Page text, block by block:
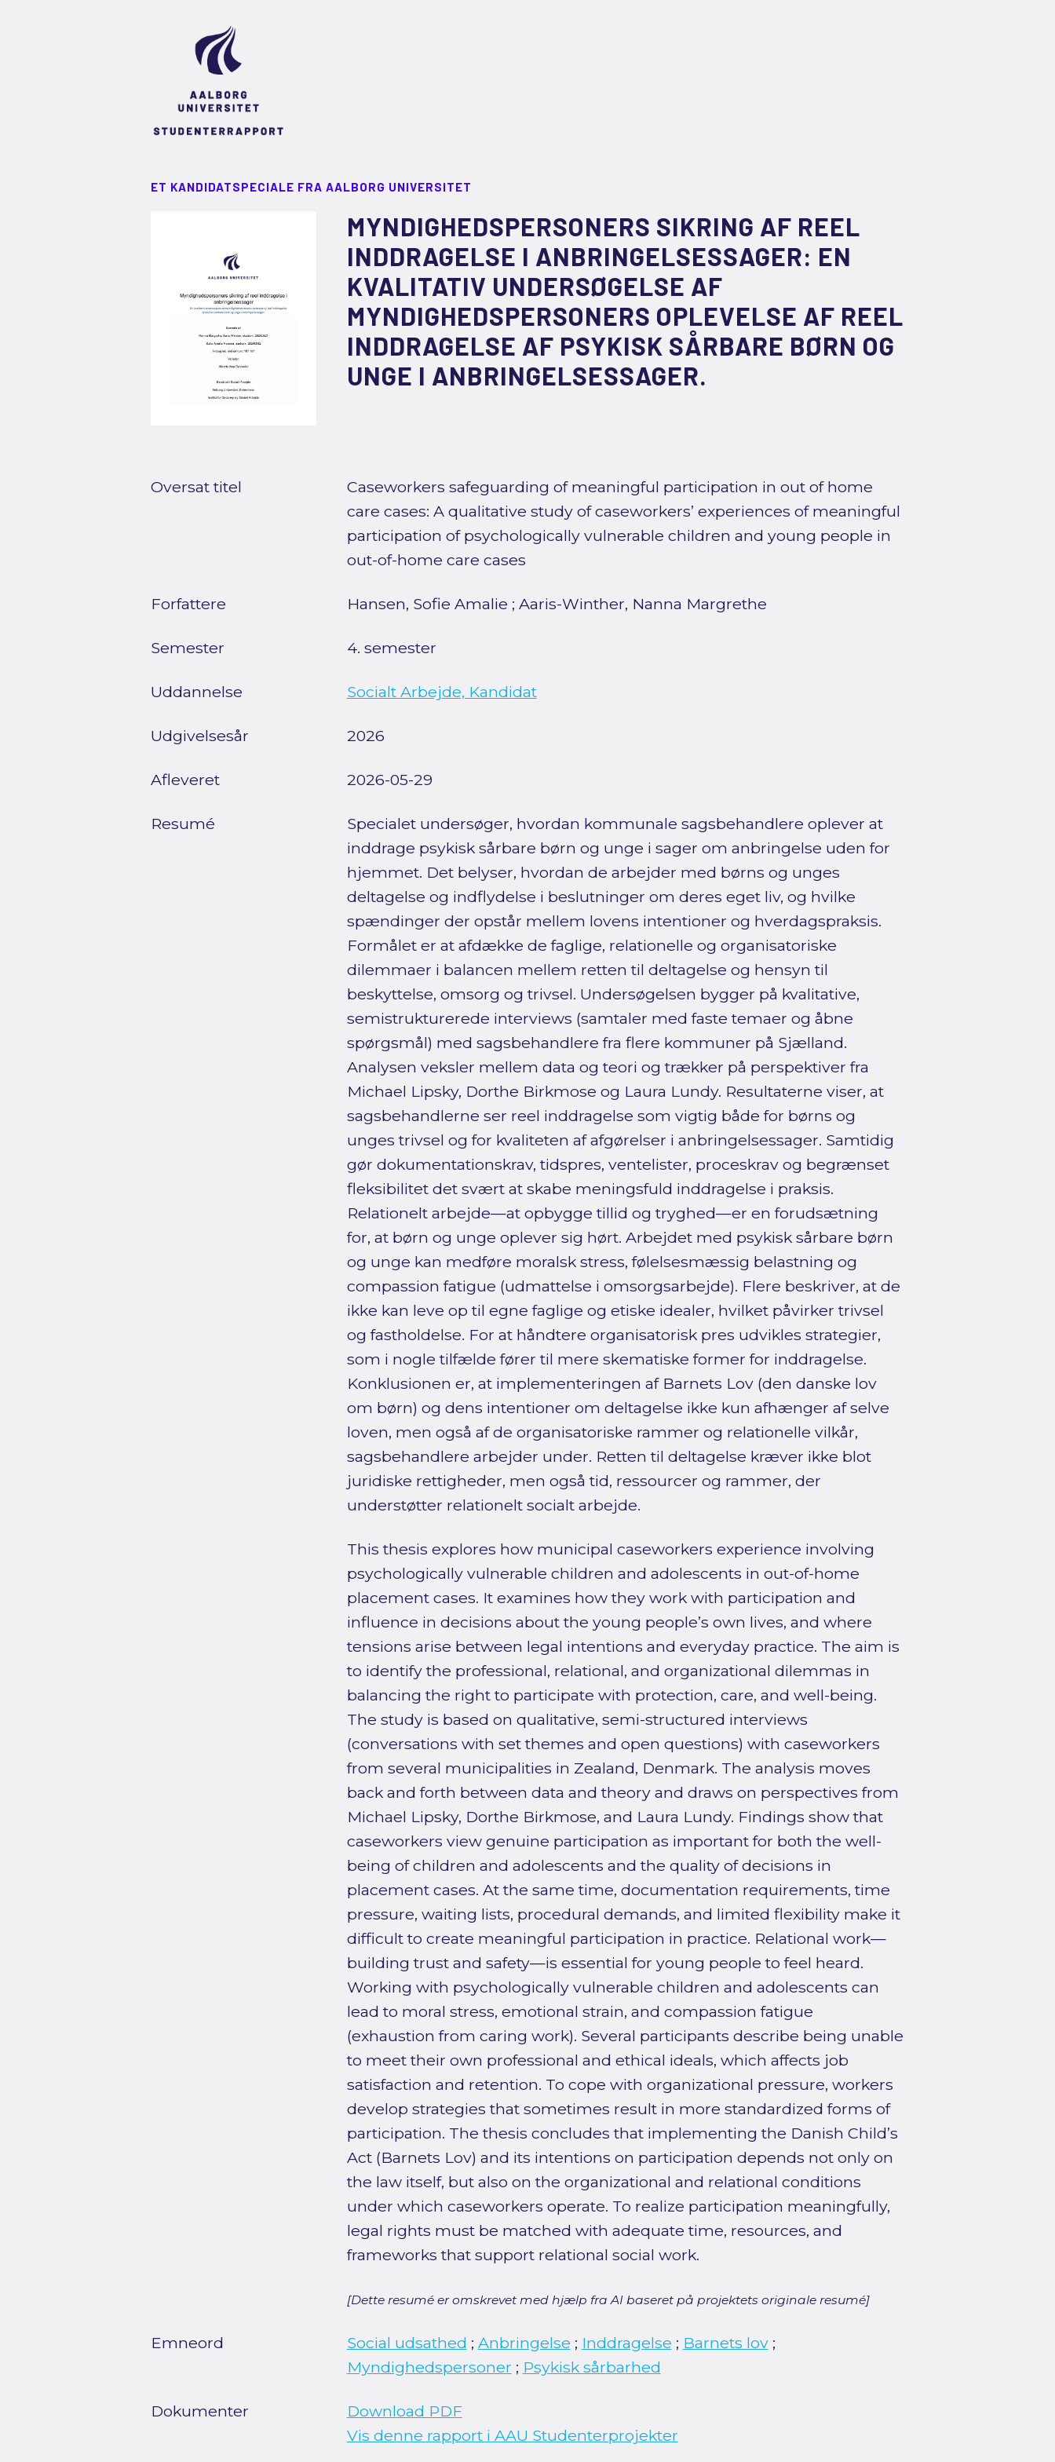
ET KANDIDATSPECIALE FRA AALBORG UNIVERSITET
MYNDIGHEDSPERSONERS SIKRING AF REEL
INDDRAGELSE I ANBRINGELSESSAGER: EN
KVALITATIV UNDERSØGELSE AF
MYNDIGHEDSPERSONERS OPLEVELSE AF REEL
INDDRAGELSE AF PSYKISK SÅRBARE BØRN OG
UNGE I ANBRINGELSESSAGER.
Oversat titel
Caseworkers safeguarding of meaningful participation in out of home
care cases: A qualitative study of caseworkers’ experiences of meaningful
participation of psychologically vulnerable children and young people in
out-of-home care cases
Forfattere Hansen, Sofie Amalie ; Aaris-Winther, Nanna Margrethe
Semester 4. semester
Uddannelse Socialt Arbejde, Kandidat
Udgivelsesår 2026
Afleveret 2026-05-29
Resumé
Specialet undersøger, hvordan kommunale sagsbehandlere oplever at
inddrage psykisk sårbare børn og unge i sager om anbringelse uden for
hjemmet. Det belyser, hvordan de arbejder med børns og unges
deltagelse og indflydelse i beslutninger om deres eget liv, og hvilke
spændinger der opstår mellem lovens intentioner og hverdagspraksis.
Formålet er at afdække de faglige, relationelle og organisatoriske
dilemmaer i balancen mellem retten til deltagelse og hensyn til
beskyttelse, omsorg og trivsel. Undersøgelsen bygger på kvalitative,
semistrukturerede interviews (samtaler med faste temaer og åbne
spørgsmål) med sagsbehandlere fra flere kommuner på Sjælland.
Analysen veksler mellem data og teori og trækker på perspektiver fra
Michael Lipsky, Dorthe Birkmose og Laura Lundy. Resultaterne viser, at
sagsbehandlerne ser reel inddragelse som vigtig både for børns og
unges trivsel og for kvaliteten af afgørelser i anbringelsessager. Samtidig
gør dokumentationskrav, tidspres, ventelister, proceskrav og begrænset
fleksibilitet det svært at skabe meningsfuld inddragelse i praksis.
Relationelt arbejde—at opbygge tillid og tryghed—er en forudsætning
for, at børn og unge oplever sig hørt. Arbejdet med psykisk sårbare børn
og unge kan medføre moralsk stress, følelsesmæssig belastning og
compassion fatigue (udmattelse i omsorgsarbejde). Flere beskriver, at de
ikke kan leve op til egne faglige og etiske idealer, hvilket påvirker trivsel
og fastholdelse. For at håndtere organisatorisk pres udvikles strategier,
som i nogle tilfælde fører til mere skematiske former for inddragelse.
Konklusionen er, at implementeringen af Barnets Lov (den danske lov
om børn) og dens intentioner om deltagelse ikke kun afhænger af selve
loven, men også af de organisatoriske rammer og relationelle vilkår,
sagsbehandlere arbejder under. Retten til deltagelse kræver ikke blot
juridiske rettigheder, men også tid, ressourcer og rammer, der
understøtter relationelt socialt arbejde.
This thesis explores how municipal caseworkers experience involving
psychologically vulnerable children and adolescents in out-of-home
placement cases. It examines how they work with participation and
influence in decisions about the young people’s own lives, and where
tensions arise between legal intentions and everyday practice. The aim is
to identify the professional, relational, and organizational dilemmas in
balancing the right to participate with protection, care, and well-being.
The study is based on qualitative, semi-structured interviews
(conversations with set themes and open questions) with caseworkers
from several municipalities in Zealand, Denmark. The analysis moves
back and forth between data and theory and draws on perspectives from
Michael Lipsky, Dorthe Birkmose, and Laura Lundy. Findings show that
caseworkers view genuine participation as important for both the well-
being of children and adolescents and the quality of decisions in
placement cases. At the same time, documentation requirements, time
pressure, waiting lists, procedural demands, and limited flexibility make it
difficult to create meaningful participation in practice. Relational work—
building trust and safety—is essential for young people to feel heard.
Working with psychologically vulnerable children and adolescents can
lead to moral stress, emotional strain, and compassion fatigue
(exhaustion from caring work). Several participants describe being unable
to meet their own professional and ethical ideals, which affects job
satisfaction and retention. To cope with organizational pressure, workers
develop strategies that sometimes result in more standardized forms of
participation. The thesis concludes that implementing the Danish Child’s
Act (Barnets Lov) and its intentions on participation depends not only on
the law itself, but also on the organizational and relational conditions
under which caseworkers operate. To realize participation meaningfully,
legal rights must be matched with adequate time, resources, and
frameworks that support relational social work.
[Dette resumé er omskrevet med hjælp fra AI baseret på projektets originale resumé]
Emneord Social udsathed ; Anbringelse ; Inddragelse ; Barnets lov;
Myndighedspersoner ; Psykisk sårbarhed
Dokumenter
Download PDF
Vis denne rapport i AAU Studenterprojekter